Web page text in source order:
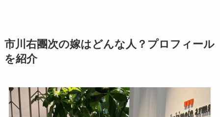
市川右團次の嫁はどんな人？プロフィール
を紹介